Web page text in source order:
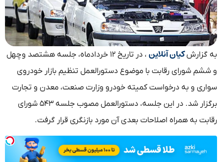
به گزارشکیان آنلاین
، در تاریخ ۱۲ خردادماه، جلسه هشتصد و چهل
و ششم شورای رقابت با موضوع دستورالعمل تنظیم بازار خودروی
سواری و به درخواست کمیته خودرو وزارت صنعت، معدن و تجارت
برگزار شد. در این جلسه، دستورالعمل مصوب جلسه ۵۴۳ شورای
رقابت به همراه اصلاحات بعدی آن مورد بازنگری قرار گرفت.